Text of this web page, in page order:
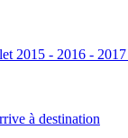
2015 - 2016 -
à destination